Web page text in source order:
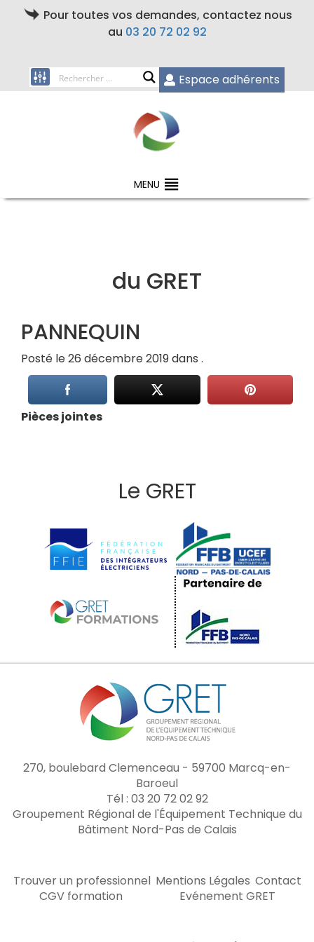
Pour toutes vos demandes, contactez nous
au 03 20 72 02 92
Espace adhérents
MENU
du GRET
PANNEQUIN
Posté le 26 décembre 2019 dans .
Pièces jointes
Le GRET
270, boulebard Clemenceau - 59700 Marcq-en-
Baroeul
Tél : 03 20 72 02 92
Groupement Régional de l'Équipement Technique du
Bâtiment Nord-Pas de Calais
Trouver un professionnel Mentions Légales Contact
CGV formation
Evénement GRET